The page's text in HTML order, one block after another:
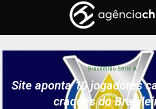
Brasileirão Série A
Site aponta 10 jogadores
craques do